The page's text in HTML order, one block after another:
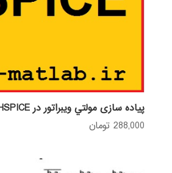
پیاده سازی مولتي ويبراتور در HSPICE
288,000 تومان